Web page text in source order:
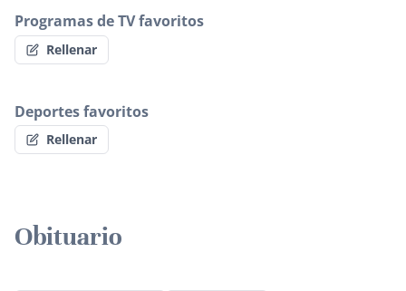
Programas de TV favoritos
Rellenar
Deportes favoritos
Rellenar
Obituario